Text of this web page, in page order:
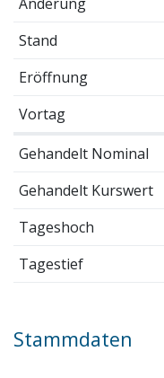
Stand
Eröffnung
Vortag
Gehandelt Nominal
Gehandelt Kurswert
Tageshoch
Tagestief
Stammdaten